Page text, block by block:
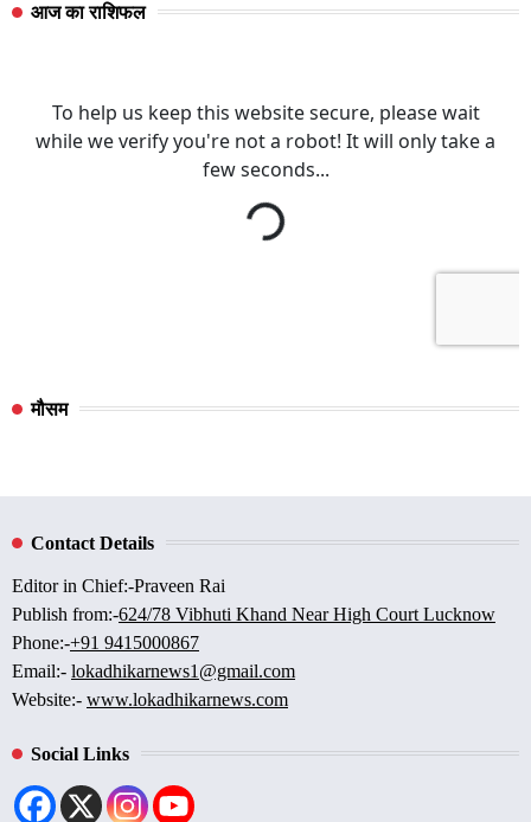
आज का राशिफल
मौसम
Contact Details
Editor in Chief:-Praveen Rai
Publish from:-624/78 Vibhuti Khand Near High Court Lucknow
Phone:-+91 9415000867
Email:- lokadhikarnews1@gmail.com
Website:- www.lokadhikarnews.com
Social Links